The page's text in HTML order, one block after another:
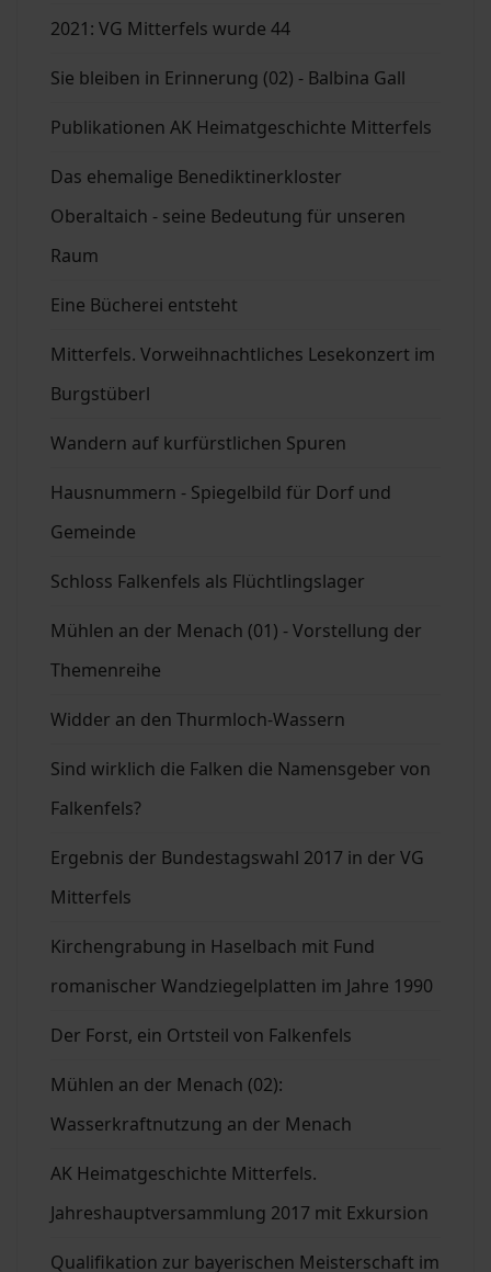
2021: VG Mitterfels wurde 44
Sie bleiben in Erinnerung (02) - Balbina Gall
Publikationen AK Heimatgeschichte Mitterfels
Das ehemalige Benediktinerkloster
Oberaltaich - seine Bedeutung für unseren
Raum
Eine Bücherei entsteht
Mitterfels. Vorweihnachtliches Lesekonzert im
Burgstüberl
Wandern auf kurfürstlichen Spuren
Hausnummern - Spiegelbild für Dorf und
Gemeinde
Schloss Falkenfels als Flüchtlingslager
Mühlen an der Menach (01) - Vorstellung der
Themenreihe
Widder an den Thurmloch-Wassern
Sind wirklich die Falken die Namensgeber von
Falkenfels?
Ergebnis der Bundestagswahl 2017 in der VG
Mitterfels
Kirchengrabung in Haselbach mit Fund
romanischer Wandziegelplatten im Jahre 1990
Der Forst, ein Ortsteil von Falkenfels
Mühlen an der Menach (02):
Wasserkraftnutzung an der Menach
AK Heimatgeschichte Mitterfels.
Jahreshauptversammlung 2017 mit Exkursion
Qualifikation zur bayerischen Meisterschaft im